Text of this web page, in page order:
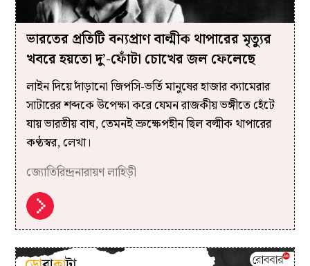
ভারতের প্রতিটি বন্যপ্রাণ বাল্মীক থাপারের মৃত্যুর
খবরে হয়তো দু’-ফোঁটা চোখের জল ফেলেছে
লাইন দিয়ে দাঁড়ানো জিপসি-ভর্তি মানুষের হাজার ক্যামেরার
সাটারের শব্দকে উপেক্ষা করে যেমন রাজকীয় ভঙ্গীতে হেঁটে
যায় ভারতীয় বাঘ, তেমনই ভ্রুক্ষেপহীন ছিল বল্মীক থাপারের
কণ্ঠস্বর, লেখা।
জ্যোতিরিন্দ্রনারায়ণ লাহিড়ী